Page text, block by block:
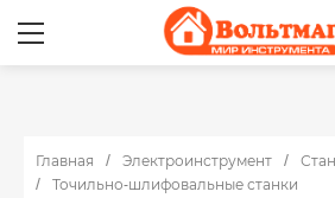
Главная Электроинструмент
Точильно-шлифовальные станки